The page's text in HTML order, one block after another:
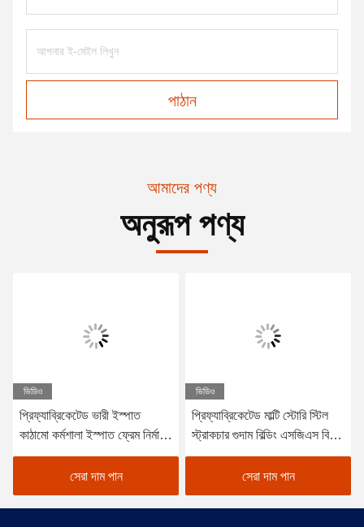
পাঠান
আমাদের পণ্য
অনুরূপ পণ্য
ভিডিও
প্রিফ্যাব্রিকেটেড ভারী ইস্পাত
কাঠামো কর্মশালা ইস্পাত ফ্রেম নির্মাণ
স্টোরেজ শ্যাড
সেরা দাম পান
ভিডিও
প্রিফ্যাব্রিকেটেড মাল্টি স্টোরি স্টিল
স্ট্রাকচার গুদাম বিল্ডিং এসজিএস বিভি
সিই অনুমোদিত
সেরা দাম পান